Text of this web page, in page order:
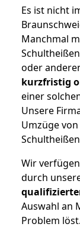
Es ist nicht
Manchmal
oder
kurzfristig
einer
Unsere
Umzüge
Wir
durch
Auswahl an
Problem löst.